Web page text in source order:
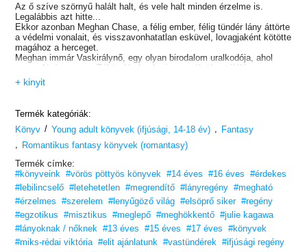
Az ő szíve szörnyű halált halt, és vele halt minden érzelme is.
Legalábbis azt hitte...
Ekkor azonban Meghan Chase, a félig ember, félig tündér lány áttörte
a védelmi vonalait, és visszavonhatatlan esküvel, lovagjaként kötötte
magához a herceget.
Meghan immár Vaskirálynő, egy olyan birodalom uralkodója, ahol
sem a Nyár-, sem a Téltündéreknek nincs esélyük a túlélésre.
Ash most – kéretlen riválisa, Puck, és a bosszantó Grimalkin
kíséretében – küldetésre indul, hogy beteljesítse a Meghannak tett
lélekre és halandó testre van szüksége. A próbák azonban,
amelyeket ki kell állnia, jóformán teljesíthetetlenek.
Ash az út során megtud valamit, ami mindent megváltoztat –
valamit, ami megingatja a legsötétebb hitét, és bebizonyítja, hogy
néha az áldozathozatalhoz nem elég pusztán a bátorság.
Kövesd nyomon rég várt történetét!
+ kinyit
Termék kategóriák:
Könyv / Young adult könyvek (ifjúsági, 14-18 év) , Fantasy
, Romantikus fantasy könyvek (romantasy)
Termék címke:
#könyveink
#vörös pöttyös könyvek #14 éves #16 éves
#érdekes
#lebilincselő #letehetetlen #megrendítő #lányregény #megható
#érzelmes
#szerelem #lenyűgöző világ #elsöprő siker #regény
#egzotikus
#misztikus #meglepő #meghökkentő #julie kagawa
#lányoknak / nőknek
#13 éves #15 éves #17 éves
#könyvek
#miks-rédai viktória #elit ajánlatunk #vastündérek
#ifjúsági regény